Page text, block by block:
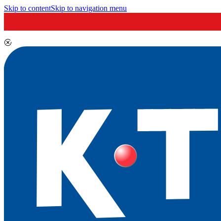
Skip to contentSkip to navigation menu